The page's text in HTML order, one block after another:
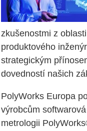
zkušenostmi z
produktového
strategickým
dovedností našich
PolyWorks Europa
výrobcům
metrologii